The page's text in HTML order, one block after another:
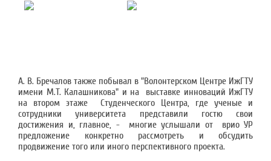
А. В. Бречалов также побывал в "Волонтерском Центре ИжГТУ
имени М.Т. Калашникова" и на выставке инноваций ИжГТУ
на втором этаже Студенческого Центра, где ученые и
сотрудники университета представили гостю свои
достижения и, главное, - многие услышали от врио УР
предложение конкретно рассмотреть и обсудить
продвижение того или иного перспективного проекта.